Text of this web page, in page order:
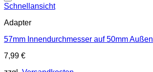
Schnellansicht
Adapter
57mm Innendurchmesser auf 50mm Außen
7,99 €